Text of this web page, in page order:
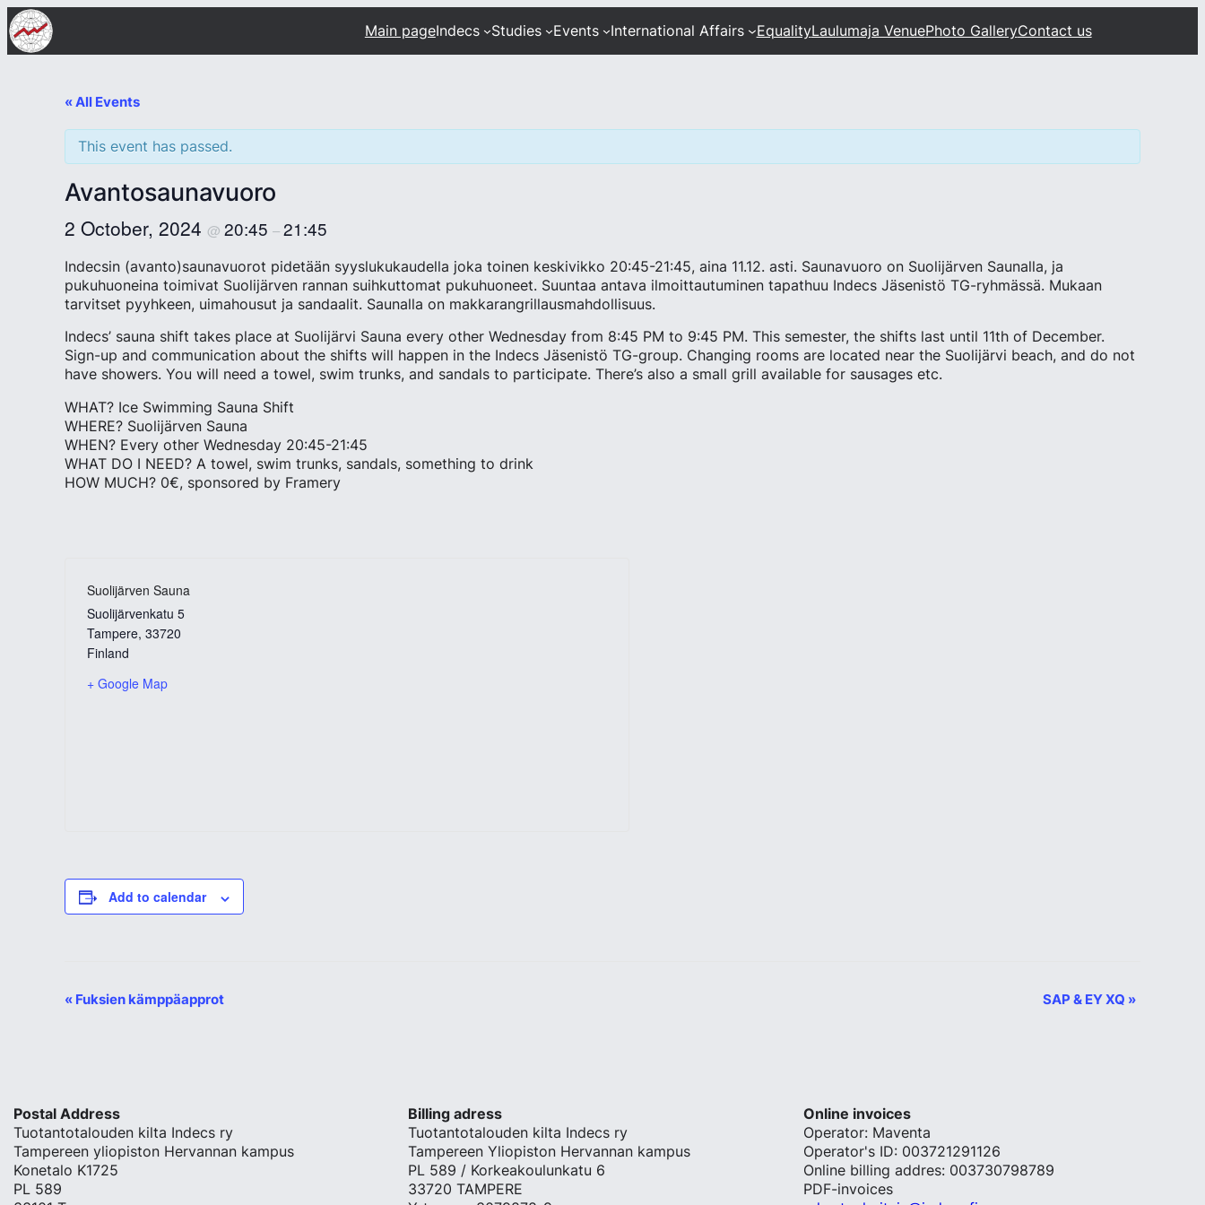
Main pageIndecs Studies Events International Affairs EqualityLaulumaja VenuePhoto GalleryContact us
« All Events
This event has passed.
Avantosaunavuoro
2 October, 2024 @ 20:45 –21:45
Indecsin (avanto)saunavuorot pidetään syyslukukaudella joka toinen keskivikko 20:45-21:45, aina 11.12. asti. Saunavuoro on Suolijärven Saunalla, ja
pukuhuoneina toimivat Suolijärven rannan suihkuttomat pukuhuoneet. Suuntaa antava ilmoittautuminen tapathuu Indecs Jäsenistö TG-ryhmässä. Mukaan
tarvitset pyyhkeen, uimahousut ja sandaalit. Saunalla on makkarangrillausmahdollisuus.
Indecs’ sauna shift takes place at Suolijärvi Sauna every other Wednesday from 8:45 PM to 9:45 PM. This semester, the shifts last until 11th of December.
Sign-up and communication about the shifts will happen in the Indecs Jäsenistö TG-group. Changing rooms are located near the Suolijärvi beach, and do not
have showers. You will need a towel, swim trunks, and sandals to participate. There’s also a small grill available for sausages etc.
WHAT? Ice Swimming Sauna Shift
WHERE? Suolijärven Sauna
WHEN? Every other Wednesday 20:45-21:45
WHAT DO I NEED? A towel, swim trunks, sandals, something to drink
HOW MUCH? 0€, sponsored by Framery
Suolijärven Sauna
Suolijärvenkatu 5
Tampere, 33720
Finland
+ Google Map
Add to calendar
Event
« Fuksien kämppäapprot SAP & EY XQ »
Postal Address
Tuotantotalouden kilta Indecs ry
Tampereen yliopiston Hervannan kampus
Konetalo K1725
PL 589
Billing adress
Tuotantotalouden kilta Indecs ry
Tampereen Yliopiston Hervannan kampus
PL 589 / Korkeakoulunkatu 6
33720 TAMPERE
Online invoices
Operator: Maventa
Operator's ID: 003721291126
Online billing addres: 003730798789
PDF-invoices